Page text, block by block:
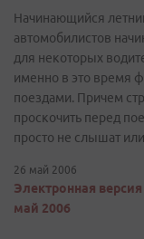
Начинающийся
автомобилистов
для некоторых
именно в это время
поездами. Причем
проскочить перед
просто не слышат
26 май 2006
Электронная
май 2006